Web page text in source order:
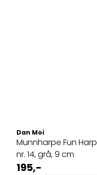
Dan Moi
Munnharpe Fun Harp
nr. 14, grå, 9 cm
195,-